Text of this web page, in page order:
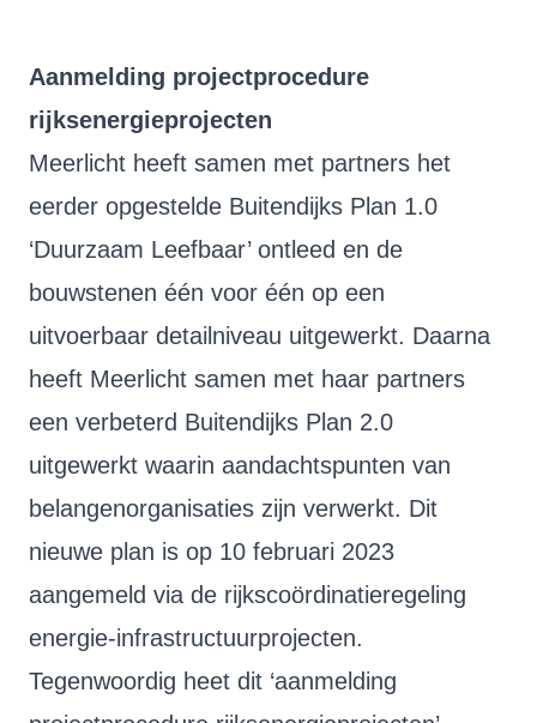
Aanmelding projectprocedure
rijksenergieprojecten
Meerlicht heeft samen met partners het
eerder opgestelde Buitendijks Plan 1.0
‘Duurzaam Leefbaar’ ontleed en de
bouwstenen één voor één op een
uitvoerbaar detailniveau uitgewerkt. Daarna
heeft Meerlicht samen met haar partners
een verbeterd Buitendijks Plan 2.0
uitgewerkt waarin aandachtspunten van
belangenorganisaties zijn verwerkt. Dit
nieuwe plan is op 10 februari 2023
aangemeld via de rijkscoördinatieregeling
energie-infrastructuurprojecten.
Tegenwoordig heet dit ‘aanmelding